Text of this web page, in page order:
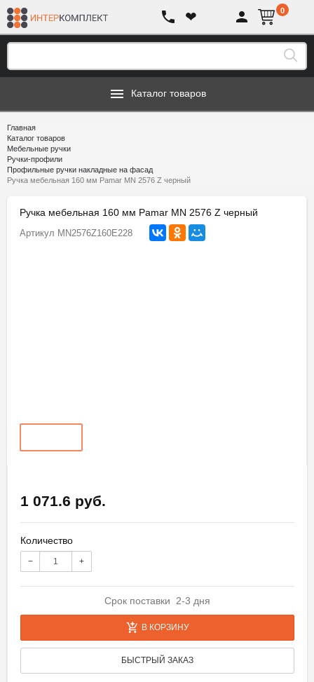
❤ 0
Каталог товаров
Главная
Каталог товаров
Мебельные ручки
Ручки-профили
Профильные ручки накладные на фасад
Ручка мебельная 160 мм Pamar MN 2576 Z черный
Ручка мебельная 160 мм Pamar MN 2576 Z черный
Артикул MN2576Z160E228
1 071.6 руб.
Количество
− +
Срок поставки 2-3 дня
В КОРЗИНУ
БЫСТРЫЙ ЗАКАЗ